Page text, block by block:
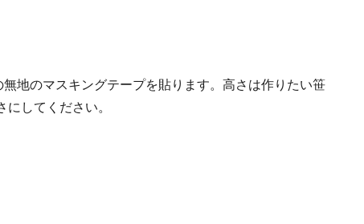
地のマスキングテープを貼ります。高さは作りたい笹
してください。